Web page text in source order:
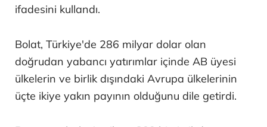
ifadesini kullandı.
Bolat, Türkiye'de 286 milyar dolar olan
doğrudan yabancı yatırımlar içinde AB üyesi
ülkelerin ve birlik dışındaki Avrupa ülkelerinin
üçte ikiye yakın payının olduğunu dile getirdi.